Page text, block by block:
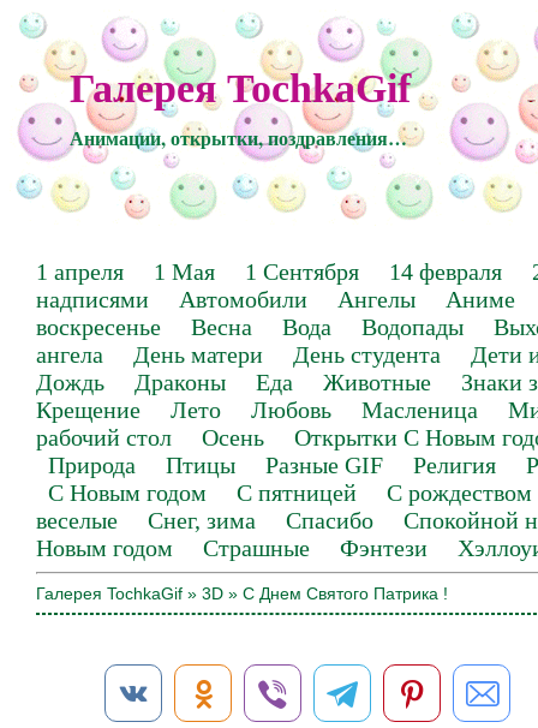
Галерея TochkaGif
Анимации, открытки, поздравления…
1 апреля 1 Мая 1 Сентября 14 февраля
надписями
Автомобили Ангелы
Аниме
воскресенье
Весна Вода Водопады
ангела
День матери День студента
Дети
Дождь
Драконы Еда Животные
Знаки
Крещение
Лето Любовь Масленица
рабочий стол
Осень
Открытки С Новым
Природа
Птицы Разные GIF Религия
С Новым годом
С пятницей
С рождеством
веселые
Снег, зима Спасибо
Спокойной
Новым годом
Страшные Фэнтези
Галерея TochkaGif » 3D » С Днем Святого Патрика !